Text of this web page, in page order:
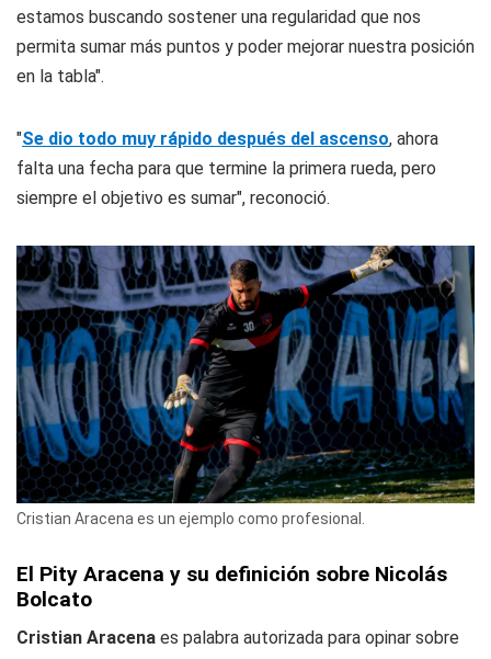
estamos buscando sostener una regularidad que nos
permita sumar más puntos y poder mejorar nuestra posición
en la tabla".
"Se dio todo muy rápido después del ascenso, ahora
falta una fecha para que termine la primera rueda, pero
siempre el objetivo es sumar", reconoció.
Cristian Aracena es un ejemplo como profesional.
El Pity Aracena y su definición sobre Nicolás
Bolcato
Cristian Aracena es palabra autorizada para opinar sobre